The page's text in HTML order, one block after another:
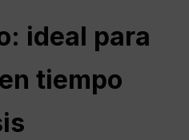
ideal para
tiempo